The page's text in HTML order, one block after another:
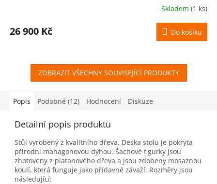
Skladem (1 ks)
26 900 Kč Do košíku
ZOBRAZIT VŠECHNY SOUVISEJÍCÍ PRODUKTY
Popis Podobné (12) Hodnocení Diskuze
Detailní popis produktu
Stůl vyrobený z kvalitního dřeva. Deska stolu je pokryta
přírodní mahagonovou dýhou. Šachové figurky jsou
zhotoveny z platanového dřeva a jsou zdobeny mosaznou
koulí, která funguje jako přídavné závaží. Rozměry jsou
následující: